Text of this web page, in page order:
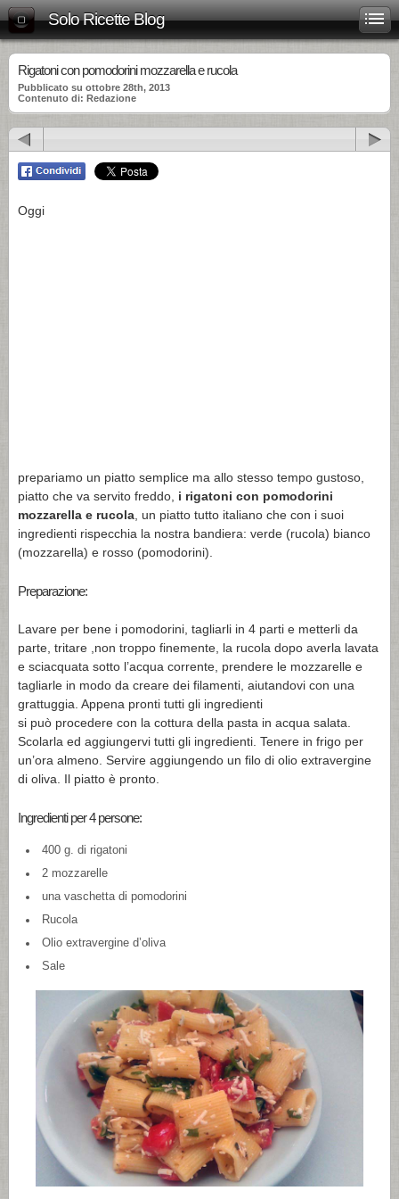
Solo Ricette Blog
Rigatoni con pomodorini mozzarella e rucola
Pubblicato su ottobre 28th, 2013
Contenuto di: Redazione
Oggi
prepariamo un piatto semplice ma allo stesso tempo gustoso,
piatto che va servito freddo, i rigatoni con pomodorini
mozzarella e rucola , un piatto tutto italiano che con i suoi
ingredienti rispecchia la nostra bandiera: verde (rucola) bianco
(mozzarella) e rosso (pomodorini).
Preparazione:
Lavare per bene i pomodorini, tagliarli in 4 parti e metterli da
parte, tritare ,non troppo finemente, la rucola dopo averla lavata
e sciacquata sotto l’acqua corrente, prendere le mozzarelle e
tagliarle in modo da creare dei filamenti, aiutandovi con una
grattuggia. Appena pronti tutti gli ingredienti
si può procedere con la cottura della pasta in acqua salata.
Scolarla ed aggiungervi tutti gli ingredienti. Tenere in frigo per
un’ora almeno. Servire aggiungendo un filo di olio extravergine
di oliva. Il piatto è pronto.
Ingredienti per 4 persone:
400 g. di rigatoni
2 mozzarelle
una vaschetta di pomodorini
Rucola
Olio extravergine d’oliva
Sale